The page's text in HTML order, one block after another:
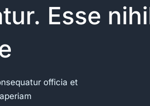
Esse
officia et